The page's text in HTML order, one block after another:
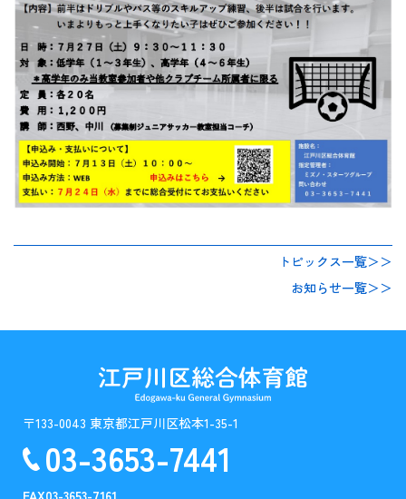
トピックス一覧＞＞
お知らせ一覧＞＞
〒133-0043 東京都江戸川区松本1-35-1
03-3653-7441
FAX03-3653-7161